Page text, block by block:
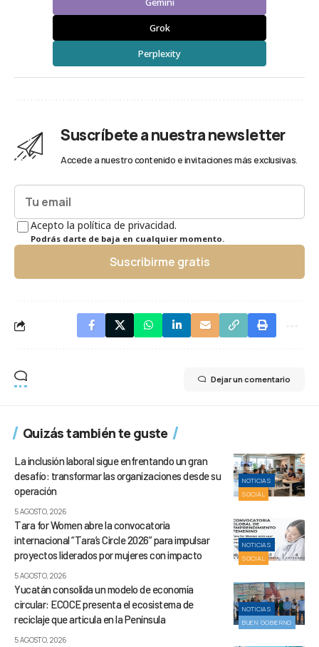
Grok
Perplexity
Suscríbete a nuestra newsletter
Accede a nuestro contenido e invitaciones más exclusivas.
Acepto la política de privacidad.
Podrás darte de baja en cualquier momento.
Suscribirme gratis
Dejar un comentario
Quizás también te guste
NOTICIAS
SOCIAL
La inclusión laboral sigue enfrentando un gran
desafío: transformar las organizaciones desde su
operación
5 AGOSTO, 2026
NOTICIAS
SOCIAL
Tara for Women abre la convocatoria
internacional “Tara’s Circle 2026” para impulsar
proyectos liderados por mujeres con impacto
5 AGOSTO, 2026
NOTICIAS
BUEN GOBIERNO
Yucatán consolida un modelo de economía
circular: ECOCE presenta el ecosistema de
reciclaje que articula en la Península
5 AGOSTO, 2026